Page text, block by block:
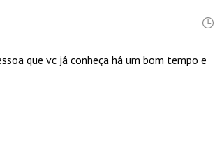
que vc já conheça há um bom tempo e